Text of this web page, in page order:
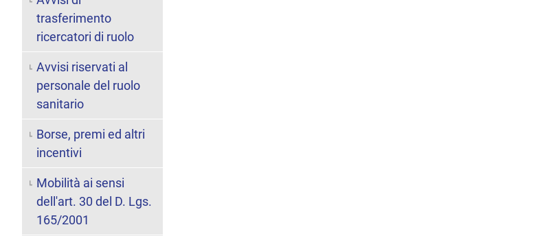
trasferimento
ricercatori di ruolo
Avvisi riservati al
personale del ruolo
sanitario
Borse, premi ed altri
incentivi
Mobilità ai sensi
dell'art. 30 del D. Lgs.
165/2001